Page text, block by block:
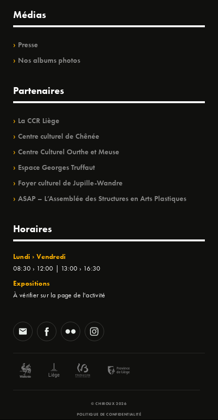
Médias
Presse
Nos albums photos
Partenaires
La CCR Liège
Centre culturel de Chênée
Centre Culturel Ourthe et Meuse
Espace Georges Truffaut
Foyer culturel de Jupille-Wandre
ASAP – L’Assemblée des Structures en Arts Plastiques
Horaires
Lundi › Vendredi
08:30 › 12:00 | 13:00 › 16:30
Expositions
À vérifier sur la page de l'activité
© CHIROUX 2026
POLITIQUE DE CONFIDENTIALITÉ